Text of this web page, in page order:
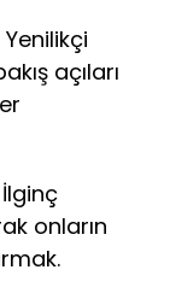
Yenilikçi
açıları
İlginç
onların